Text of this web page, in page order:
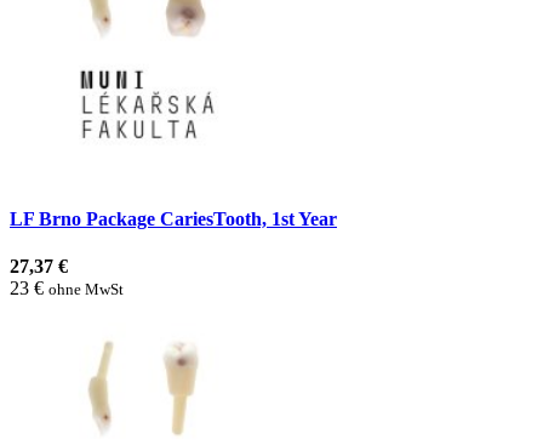
LF Brno Package CariesTooth, 1st Year
27,37 €
23 € ohne MwSt